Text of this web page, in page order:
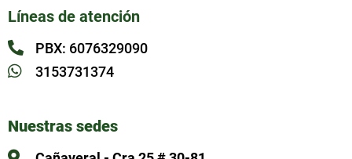
Líneas de atención
PBX: 6076329090
3153731374
Nuestras sedes